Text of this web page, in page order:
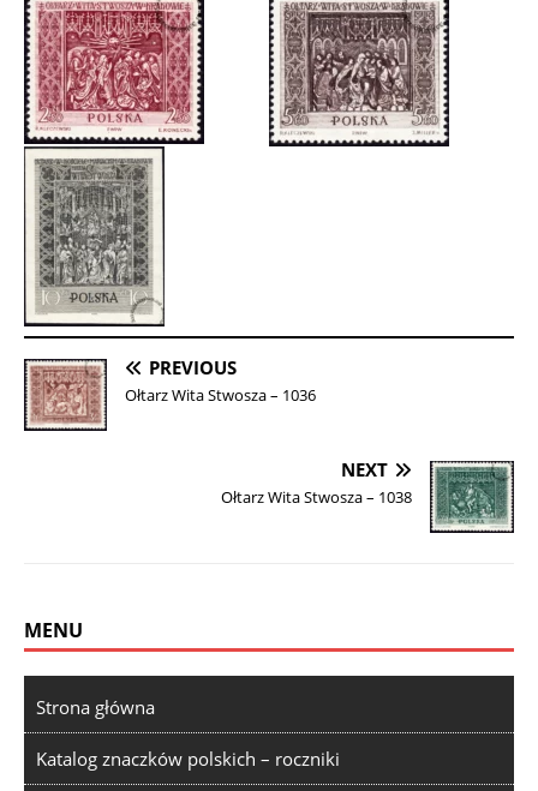
PREVIOUS
Ołtarz Wita Stwosza – 1036
NEXT
Ołtarz Wita Stwosza – 1038
MENU
Strona główna
Katalog znaczków polskich – roczniki